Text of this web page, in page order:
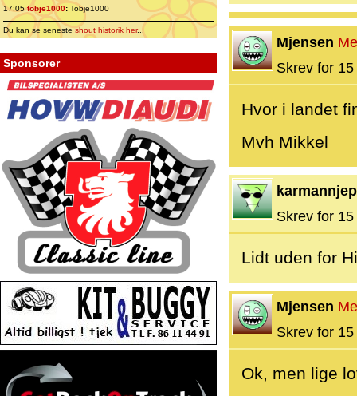
17:05tobje1000: Tobje1000
Du kan se senesteshout historik her...
Sponsorer
Mjensen
Skrev for
Hvor i landet
Mvh Mikkel
Skrev for
Lidt uden for
Mjensen
Skrev for
Ok, men lige